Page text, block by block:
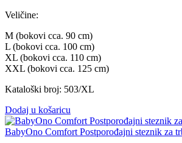
Veličine:
M (bokovi cca. 90 cm)
L (bokovi cca. 100 cm)
XL (bokovi cca. 110 cm)
XXL (bokovi cca. 125 cm)
Kataloški broj: 503/XL
Dodaj u košaricu
BabyOno Comfort Postporođajni steznik za